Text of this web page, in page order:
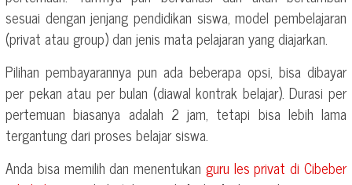
sesuai dengan jenjang pendidikan siswa, model pembelajaran
(privat atau group) dan jenis mata pelajaran yang diajarkan.
Pilihan pembayarannya pun ada beberapa opsi, bisa dibayar
per pekan atau per bulan (diawal kontrak belajar). Durasi per
pertemuan biasanya adalah 2 jam, tetapi bisa lebih lama
tergantung dari proses belajar siswa.
Anda bisa memilih dan menentukan guru les privat diCibeber